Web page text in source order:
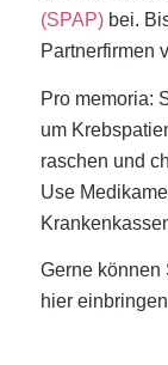
(SPAP)bei.
Partnerfirmen
Pro memoria:
um
raschen und
Use
Gerne können
hier